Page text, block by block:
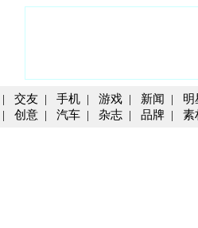
| 交友 | 手机 | 游戏 | 新闻 | 明
| 创意 | 汽车 | 杂志 | 品牌 | 素